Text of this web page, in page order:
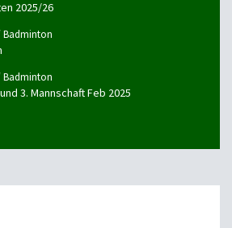
2025/26
Badminton
Badminton
3. Mannschaft Feb 2025